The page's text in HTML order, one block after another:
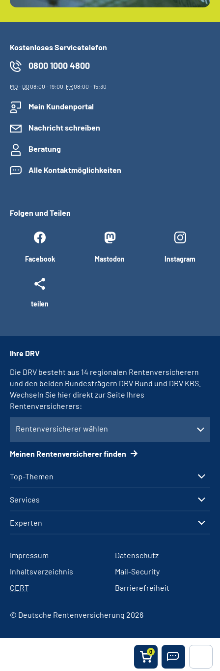
0
Kostenloses Servicetelefon
0800 1000 4800
MO- DO08:00 - 19:00, FR08:00 - 15:30
Mein Kundenportal
Nachricht schreiben
Beratung
Alle Kontaktmöglichkeiten
Folgen und Teilen
Facebook Mastodon Instagram
teilen
Top-Themen
Services
Experten
Ihre DRV
Die DRV besteht aus 14 regionalen Rentenversicherern
und den beiden Bundesträgern DRV Bund und DRV KBS.
Wechseln Sie hier direkt zur Seite Ihres
Rentenversicherers:
Rentenversicherer wählen
Meinen Rentenversicherer finden
Impressum
Datenschutz
Inhaltsverzeichnis
Mail-Security
CERT
Barrierefreiheit
© Deutsche Rentenversicherung 2026